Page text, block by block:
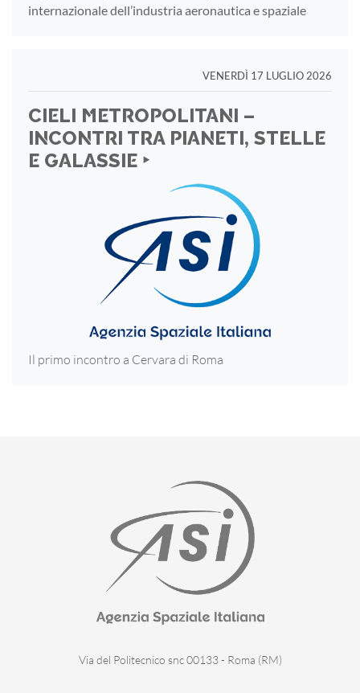
internazionale dell’industria aeronautica e spaziale
VENERDÌ 17 LUGLIO 2026
CIELI METROPOLITANI –
INCONTRI TRA PIANETI, STELLE
E GALASSIE ‣
Il primo incontro a Cervara di Roma
Via del Politecnico snc 00133 - Roma (RM)